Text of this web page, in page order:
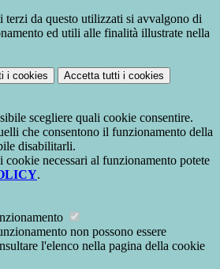
terzi da questo utilizzati si avvalgono di
ed utili alle finalità illustrate nella
i cookies Accetta tutti i cookies
scegliere quali cookie consentire.
che consentono il funzionamento della
disabilitarli.
cookie necessari al funzionamento potete
.
non possono essere
l'elenco nella pagina della cookie